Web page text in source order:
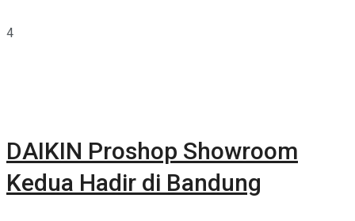
4
DAIKIN Proshop Showroom
Kedua Hadir di Bandung